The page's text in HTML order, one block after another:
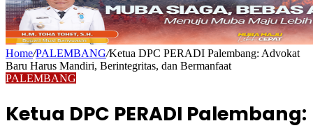
Home/PALEMBANG/Ketua DPC PERADI Palembang: Advokat
Baru Harus Mandiri, Berintegritas, dan Bermanfaat
PALEMBANG
Ketua DPC PERADI Palembang: